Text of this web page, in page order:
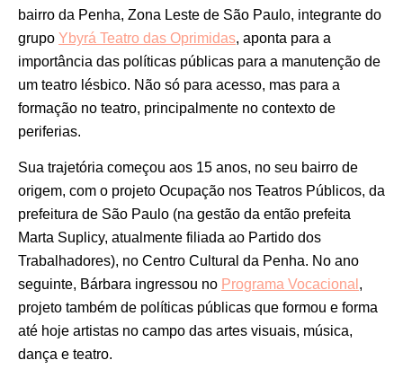
bairro da Penha, Zona Leste de São Paulo, integrante do
grupo Ybyrá Teatro das Oprimidas, aponta para a
importância das políticas públicas para a manutenção de
um teatro lésbico. Não só para acesso, mas para a
formação no teatro, principalmente no contexto de
periferias.
Sua trajetória começou aos 15 anos, no seu bairro de
origem, com o projeto Ocupação nos Teatros Públicos, da
prefeitura de São Paulo (na gestão da então prefeita
Marta Suplicy, atualmente filiada ao Partido dos
Trabalhadores), no Centro Cultural da Penha. No ano
seguinte, Bárbara ingressou no Programa Vocacional ,
projeto também de políticas públicas que formou e forma
até hoje artistas no campo das artes visuais, música,
dança e teatro.